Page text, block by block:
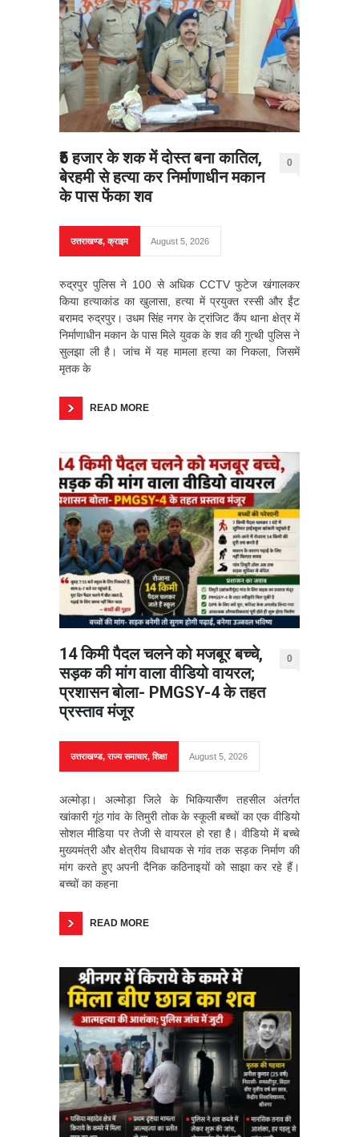
₹5 हजार के शक में दोस्त बना कातिल,
बेरहमी से हत्या कर निर्माणाधीन मकान
के पास फेंका शव
0
उत्तराखण्ड,क्राइम August 5, 2026
रुद्रपुर पुलिस ने 100 से अधिक CCTV फुटेज खंगालकर
किया हत्याकांड का खुलासा, हत्या में प्रयुक्त रस्सी और ईंट
बरामद रुद्रपुर। उधम सिंह नगर के ट्रांजिट कैंप थाना क्षेत्र में
निर्माणाधीन मकान के पास मिले युवक के शव की गुत्थी पुलिस ने
सुलझा ली है। जांच में यह मामला हत्या का निकला, जिसमें
मृतक के
READ MORE
14 किमी पैदल चलने को मजबूर बच्चे,
सड़क की मांग वाला वीडियो वायरल;
प्रशासन बोला- PMGSY-4 के तहत
प्रस्ताव मंजूर
0
उत्तराखण्ड,राज्य समाचार,शिक्षा August 5, 2026
अल्मोड़ा। अल्मोड़ा जिले के भिकियासैंण तहसील अंतर्गत
खांकारी गूंठ गांव के तिमुरी तोक के स्कूली बच्चों का एक वीडियो
सोशल मीडिया पर तेजी से वायरल हो रहा है। वीडियो में बच्चे
मुख्यमंत्री और क्षेत्रीय विधायक से गांव तक सड़क निर्माण की
मांग करते हुए अपनी दैनिक कठिनाइयों को साझा कर रहे हैं।
बच्चों का कहना
READ MORE